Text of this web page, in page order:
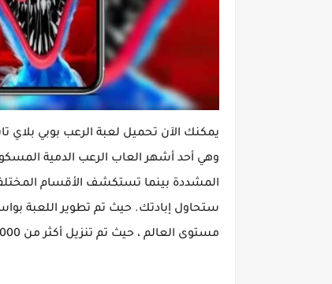
وهي أحد أشهر العاب الرعب الدمية
المشددة بينما تستكشف الأقسام
مستوى العالم ، حيث تم تنزيل أكثر من 20000 مرة خلال الشهر الأول من الإصدار.